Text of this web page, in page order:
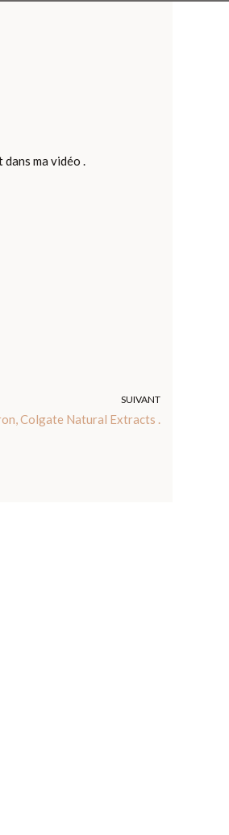
ma vidéo .
SUIVANT
Colgate Natural Extracts .